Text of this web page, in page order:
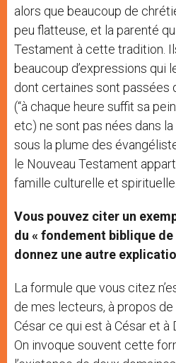
alors que beaucoup de
peu flatteuse, et la parenté
Testament à cette tradition.
beaucoup d’expressions qui
dont certaines sont passées
(“à chaque heure suffit sa
etc) ne sont pas nées dans
sous la plume des
le Nouveau Testament
famille culturelle et spirituelle.
Vous pouvez citer un
du « fondement biblique
donnez une autre
La formule que vous citez
de mes lecteurs, à propos de
César ce qui est à César et à
On invoque souvent cette